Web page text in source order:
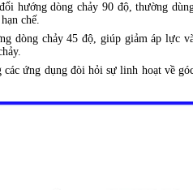
hướng dòng chảy 90 độ, thường
chế.
dòng chảy 45 độ, giúp giảm áp lực
các ứng dụng đòi hỏi sự linh hoạt về